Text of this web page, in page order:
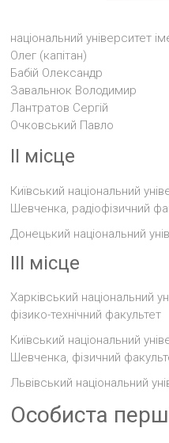
національний університет
Олег (капітан)
Бабій Олександр
Завальнюк Володимир
Лантратов Сергій
Очковський Павло
II місце
Київський національний
Шевченка, радіофізичний
Донецький національний
ІІІ місце
Харківський національний
фізико-технічний факультет
Київський національний
Шевченка, фізичний
Львівський національний
Особиста